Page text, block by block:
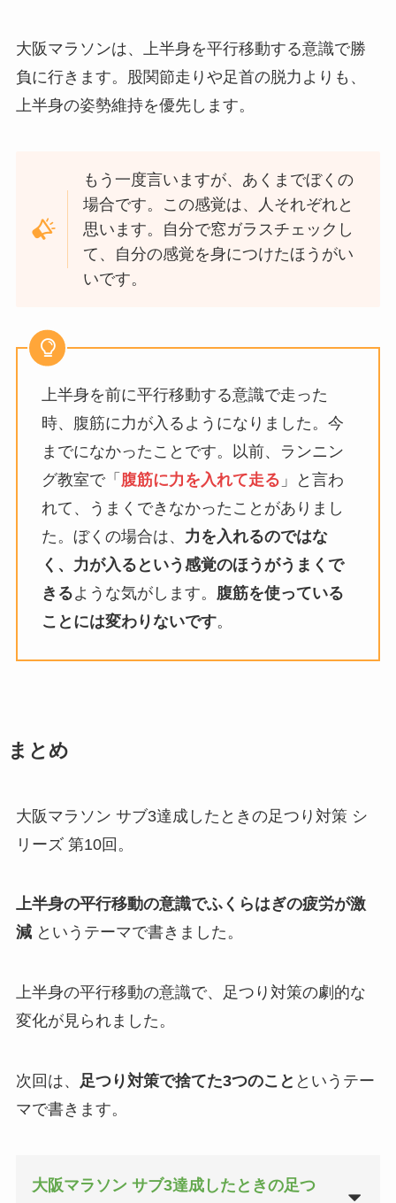
大阪マラソンは、上半身を平行移動する意識で勝
負に行きます。股関節走りや足首の脱力よりも、
上半身の姿勢維持を優先します。
もう一度言いますが、あくまでぼくの
場合です。この感覚は、人それぞれと
思います。自分で窓ガラスチェックし
て、自分の感覚を身につけたほうがい
いです。
上半身を前に平行移動する意識で走った
時、腹筋に力が入るようになりました。今
までになかったことです。以前、ランニン
グ教室で「 腹筋に力を入れて走る 」と言わ
れて、うまくできなかったことがありまし
た。ぼくの場合は、 力を入れるのではな
く、力が入るという感覚のほうがうまくで
きるような気がします。 腹筋を使っている
ことには変わりないです。
まとめ
大阪マラソン サブ3達成したときの足つり対策 シ
リーズ 第10回。
上半身の平行移動の意識でふくらはぎの疲労が激
減というテーマで書きました。
上半身の平行移動の意識で、足つり対策の劇的な
変化が見られました。
次回は、 足つり対策で捨てた3つのこと というテー
マで書きます。
大阪マラソン サブ3達成したときの足つ